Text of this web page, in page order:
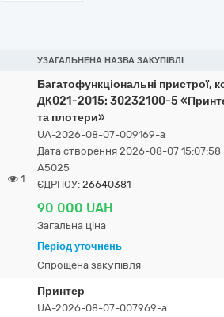
УЗАГАЛЬНЕНА НАЗВА ЗАКУПІВЛІ
1
Багатофункціональні пристрої,
ДК021-2015: 30232100-5
та плотери»
UA-2026-08-07-009169-a
Дата створення 2026-08-07 15:07:58
А5025
ЄДРПОУ: 26640381
90 000 UAH
Загальна ціна
Період уточнень
Спрощена закупівля
Принтер
UA-2026-08-07-007969-a